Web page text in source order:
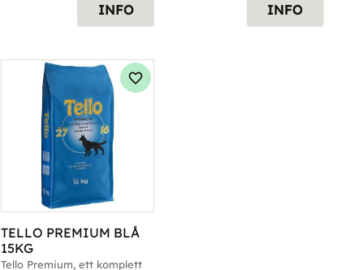
INFO INFO
TELLO PREMIUM BLÅ
15KG
Tello Premium, ett komplett
Lägg till i favoriter